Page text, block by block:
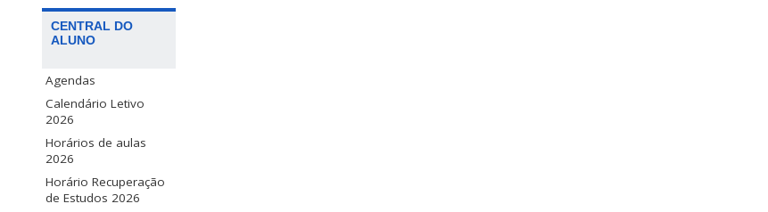
CENTRAL DO
ALUNO
Agendas
Calendário Letivo
2026
Horários de aulas
2026
Horário Recuperação
de Estudos 2026